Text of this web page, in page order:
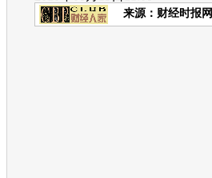
来源： 财经时报网